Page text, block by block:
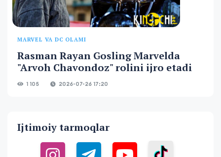
MARVEL VA DC OLAMI
Rasman Rayan Gosling Marvelda
"Arvoh Chavondoz" rolini ijro etadi
1 105 2026-07-26 17:20
Ijtimoiy tarmoqlar